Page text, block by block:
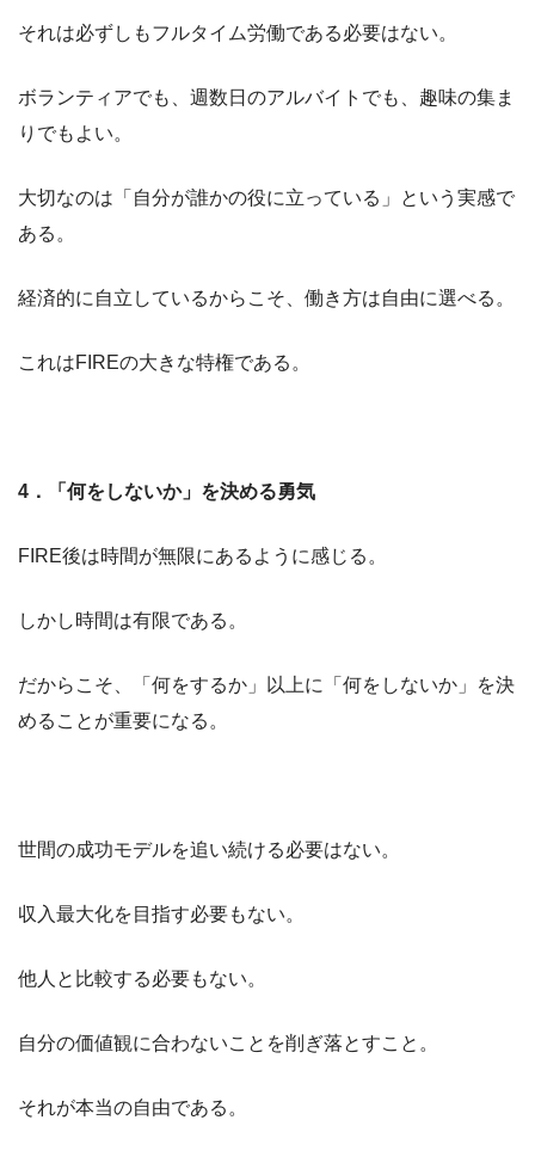
それは必ずしもフルタイム労働である必要はない。
ボランティアでも、週数日のアルバイトでも、趣味の集ま
りでもよい。
大切なのは「自分が誰かの役に立っている」という実感で
ある。
経済的に自立しているからこそ、働き方は自由に選べる。
これはFIREの大きな特権である。
4 ．「何をしないか」を決める勇気
FIRE後は時間が無限にあるように感じる。
しかし時間は有限である。
だからこそ、「何をするか」以上に「何をしないか」を決
めることが重要になる。
世間の成功モデルを追い続ける必要はない。
収入最大化を目指す必要もない。
他人と比較する必要もない。
自分の価値観に合わないことを削ぎ落とすこと。
それが本当の自由である。